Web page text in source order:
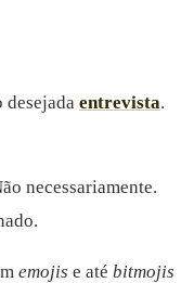
desejada entrevista.
necessariamente.
emojis e até bitmojis